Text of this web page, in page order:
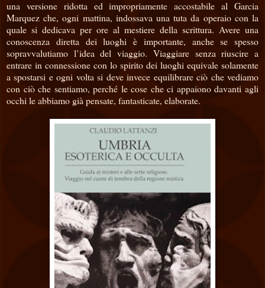
una versione ridotta ed impropriamente accostabile al Garcia
Marquez che, ogni mattina, indossava una tuta da operaio con la
quale si dedicava per ore al mestiere della scrittura. Avere una
conoscenza diretta dei luoghi è importante, anche se spesso
sopravvalutiamo l’idea del viaggio. Viaggiare senza riuscire a
entrare in connessione con lo spirito dei luoghi equivale solamente
a spostarsi e ogni volta si deve invece equilibrare ciò che vediamo
con ciò che sentiamo, perché le cose che ci appaiono davanti agli
occhi le abbiamo già pensate, fantasticate, elaborate.